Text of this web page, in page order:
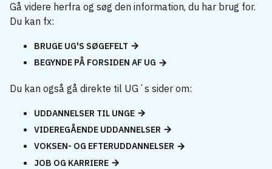
Gå videre herfra og søg den information, du har brug for.
Du kan fx:
BRUGE UG'S SØGEFELT
BEGYNDE PÅ FORSIDEN AF UG
Du kan også gå direkte til UG´s sider om:
UDDANNELSER TIL UNGE
VIDEREGÅENDE UDDANNELSER
VOKSEN- OG EFTERUDDANNELSER
JOB OG KARRIERE